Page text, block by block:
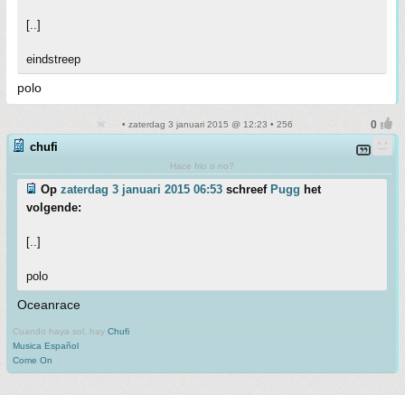
[..]
eindstreep
polo
• zaterdag 3 januari 2015 @ 12:23 • 256
chufi
Hace frio o no?
Op zaterdag 3 januari 2015 06:53 schreef Pugg het
volgende:
[..]
polo
Oceanrace
Cuando haya sol, hay Chufi
Musica Español
Come On